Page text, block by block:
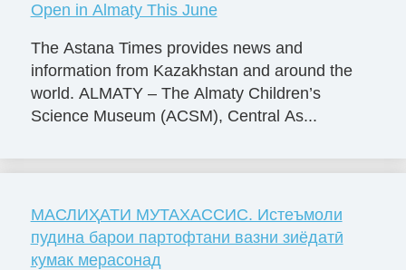
Open in Almaty This June
The Astana Times provides news and
information from Kazakhstan and around the
world. ALMATY – The Almaty Children’s
Science Museum (ACSM), Central As...
МАСЛИҲАТИ МУТАХАССИС. Истеъмоли
пудина барои партофтани вазни зиёдатӣ
кумак мерасонад